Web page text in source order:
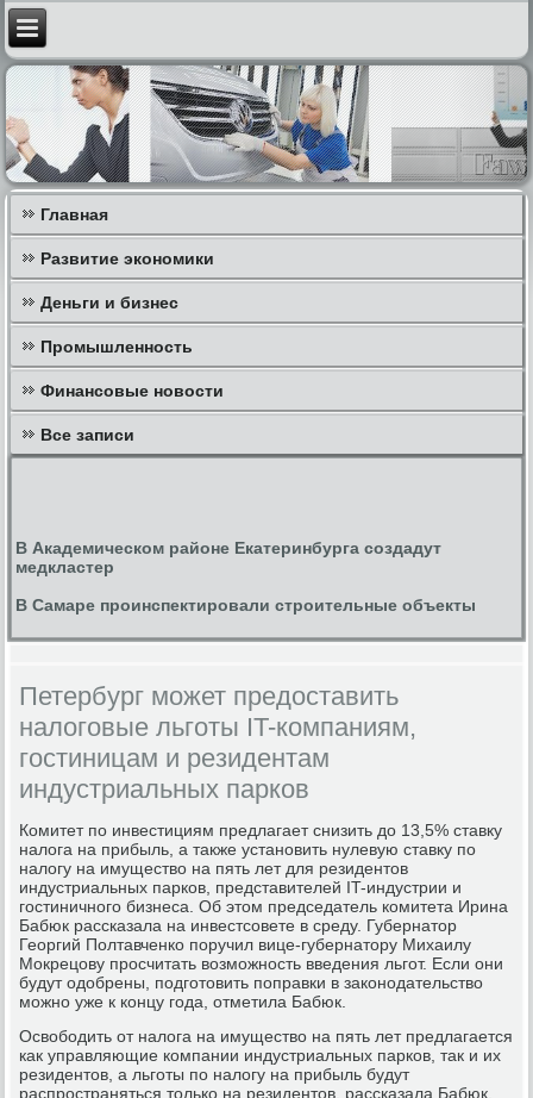
Главная
Развитие экономики
Деньги и бизнес
Промышленность
Финансовые новости
Все записи
В Академическом районе Екатеринбурга создадут
медкластер
В Самаре проинспектировали строительные объекты
Петербург может предоставить
налоговые льготы IT-компаниям,
гостиницам и резидентам
индустриальных парков
Комитет по инвестициям предлагает снизить до 13,5% ставку
налога на прибыль, а также установить нулевую ставку по
налогу на имущество на пять лет для резидентов
индустриальных парков, представителей IT-индустрии и
гостиничного бизнеса. Об этом председатель комитета Ирина
Бабюк рассказала на инвестсовете в среду. Губернатор
Георгий Полтавченко поручил вице-губернатору Михаилу
Мокрецову просчитать возможность введения льгот. Если они
будут одобрены, подготовить поправки в законодательство
можно уже к концу года, отметила Бабюк.
Освободить от налога на имущество на пять лет предлагается
как управляющие компании индустриальных парков, так и их
резидентов, а льготы по налогу на прибыль будут
распространяться только на резидентов, рассказала Бабюк.